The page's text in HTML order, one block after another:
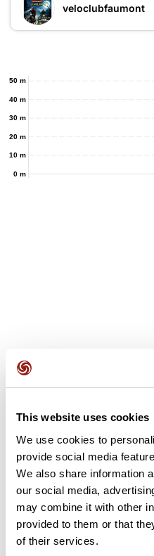
This website uses cookies
We use cookies to
provide social media
We also share information
our social media,
may combine it with other
provided to them or that
of their services.
veloclubfaumont
0 m
10 m
20 m
30 m
40 m
50 m
Este recorrido aún no
completado? ¡Deja la
Añadir